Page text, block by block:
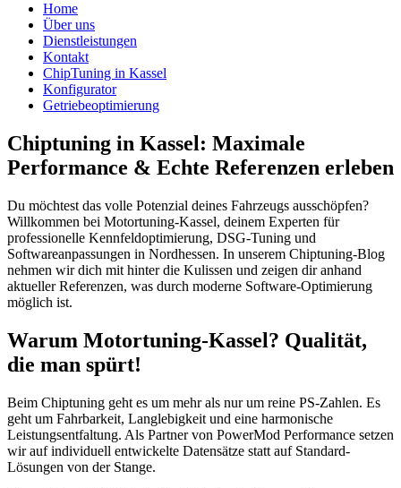
Home
Über uns
Dienstleistungen
Kontakt
ChipTuning in Kassel
Konfigurator
Getriebeoptimierung
Chiptuning in Kassel: Maximale
Performance & Echte Referenzen erleben
Du möchtest das volle Potenzial deines Fahrzeugs ausschöpfen?
Willkommen bei Motortuning-Kassel, deinem Experten für
professionelle Kennfeldoptimierung, DSG-Tuning und
Softwareanpassungen in Nordhessen. In unserem Chiptuning-Blog
nehmen wir dich mit hinter die Kulissen und zeigen dir anhand
aktueller Referenzen, was durch moderne Software-Optimierung
möglich ist.
Warum Motortuning-Kassel? Qualität,
die man spürt!
Beim Chiptuning geht es um mehr als nur um reine PS-Zahlen. Es
geht um Fahrbarkeit, Langlebigkeit und eine harmonische
Leistungsentfaltung. Als Partner von PowerMod Performance setzen
wir auf individuell entwickelte Datensätze statt auf Standard-
Lösungen von der Stange.